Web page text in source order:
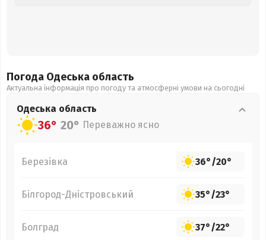
Погода Одеська область
Актуальна інформація про погоду та атмосферні умови на сьогодні
Одеська область
36° 20° Переважно ясно
Березівка 36°/20°
Білгород-Дністровський 35°/23°
Болград 37°/22°